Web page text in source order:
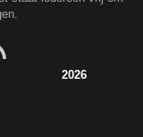
2026